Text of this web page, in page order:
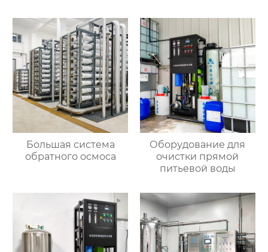
Большая система
обратного осмоса
Оборудование для
очистки прямой
питьевой воды